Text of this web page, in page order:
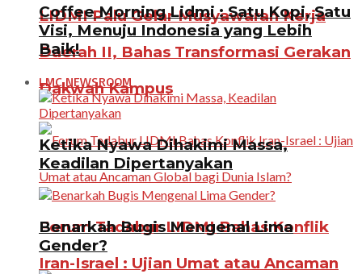
LIDMI Palu Gelar Musyawarah Kerja
Daerah II, Bahas Transformasi Gerakan
Dakwah Kampus
Forum Tadabur LIDMI Bahas Konflik
Iran-Israel : Ujian Umat atau Ancaman
Coffee Morning Lidmi : Satu Kopi, Satu
Visi, Menuju Indonesia yang Lebih
Baik!
LMC NEWSROOM
Ketika Nyawa Dihakimi Massa,
Keadilan Dipertanyakan
Benarkah Bugis Mengenal Lima
Gender?